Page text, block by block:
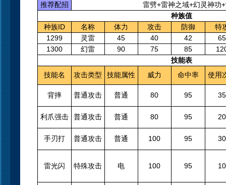
推荐配招
雷劈+雷神之域+幻灵神功
种族值
种族ID
名称 体力 攻击 防御
特
1299
灵雷 45 40 42
65
1300
幻雷 90 75 85
技能表
技能名
攻击类型 技能属性 威力 命中率 使用
背摔 普通攻击 普通 80 95 35
利爪强击 普通攻击 普通 80 95 20
手刃打 普通攻击 普通 100 95 30
雷光闪 特殊攻击 电 100 95 10